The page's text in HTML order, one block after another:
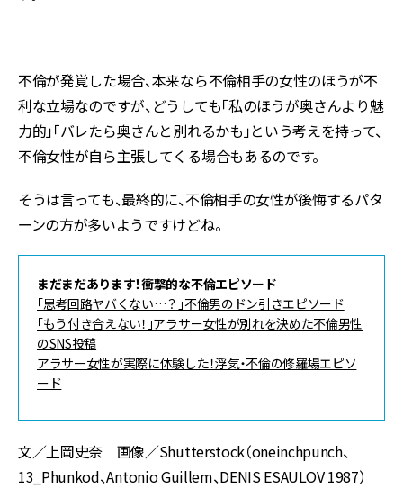
不倫が発覚した場合、本来なら不倫相手の女性のほうが不
利な立場なのですが、どうしても「私のほうが奥さんより魅
力的」「バレたら奥さんと別れるかも」という考えを持って、
不倫女性が自ら主張してくる場合もあるのです。
そうは言っても、最終的に、不倫相手の女性が後悔するパタ
ーンの方が多いようですけどね。
まだまだあります！衝撃的な不倫エピソード
「思考回路ヤバくない…？」不倫男のドン引きエピソード
「もう付き合えない！」アラサー女性が別れを決めた不倫男性
のSNS投稿
アラサー女性が実際に体験した！浮気・不倫の修羅場エピソ
ード
文／上岡史奈 画像／Shutterstock（oneinchpunch、
13_Phunkod、Antonio Guillem、DENIS ESAULOV 1987）